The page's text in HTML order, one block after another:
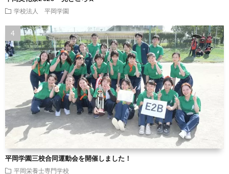
学校法人 平岡学園
平岡学園三校合同運動会を開催しました！
平岡栄養士専門学校